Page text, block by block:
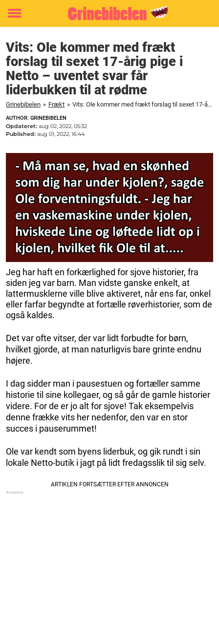
Toggle
Vits: Ole kommer med frækt
forslag til sexet 17-årig pige i
Netto – uventet svar får
liderbukken til at rødme
Grinebibelen » Frækt » Vits: Ole kommer med frækt forslag til sexet 17-årig pige i Netto - uventet svar får liderbukken til at rødme
AUTHOR: GRINEBIBELEN
Opdateret: aug 02, 2022, 05:32
Published: aug 01, 2022, 16:44
Jeg har haft en forkærlighed for sjove historier, fra
siden jeg var barn. Man vidste ganske enkelt, at
lattermusklerne ville blive aktiveret, når ens far, onkel
eller farfar begyndte at fortælle røverhistorier, som de
også kaldes.
Det var ofte vitser, der var lidt forbudte for børn,
hvilket gjorde, at man naturligvis bare grinte endnu
højere.
I dag sidder man i pausestuen og fortæller samme
historie til sine kollegaer, og så går de gamle historier
videre. For de er jo alt for sjove! Tak eksempelvis
denne frække vits her nedenfor, den var en stor
succes i pauserummet!
Ole var kendt som byens liderbuk, og gik rundt i sin
lokale Netto-butik i jagt på lidt fredagsslik til sig selv.